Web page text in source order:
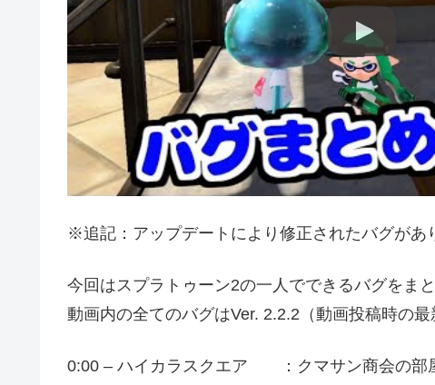
※追記：アップデートにより修正されたバグがあ
今回はスプラトゥーン2の一人でできるバグをま
動画内の全てのバグはVer. 2.2.2（動画投稿時の最
0:00 – ハイカラスクエア ：クマサン商会の